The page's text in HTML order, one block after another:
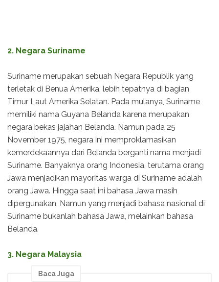
2. Negara Suriname
Suriname merupakan sebuah Negara Republik yang
terletak di Benua Amerika, lebih tepatnya di bagian
Timur Laut Amerika Selatan. Pada mulanya, Suriname
memiliki nama Guyana Belanda karena merupakan
negara bekas jajahan Belanda. Namun pada 25
November 1975, negara ini memproklamasikan
kemerdekaannya dari Belanda berganti nama menjadi
Suriname. Banyaknya orang Indonesia, terutama orang
Jawa menjadikan mayoritas warga di Suriname adalah
orang Jawa. Hingga saat ini bahasa Jawa masih
dipergunakan, Namun yang menjadi bahasa nasional di
Suriname bukanlah bahasa Jawa, melainkan bahasa
Belanda.
3. Negara Malaysia
Baca Juga